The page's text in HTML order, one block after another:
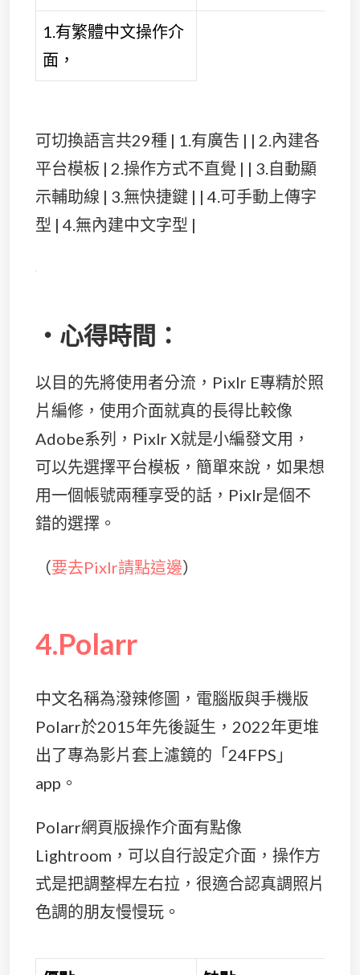
1.有繁體中文操作介
面，
可切換語言共29種 | 1.有廣吿 | | 2.內建各
平台模板 | 2.操作方式不直覺 | | 3.自動顯
示輔助線 | 3.無快捷鍵 | | 4.可手動上傳字
型 | 4.無內建中文字型 |
・心得時間：
以目的先將使用者分流，Pixlr E專精於照
片編修，使用介面就真的長得比較像
Adobe系列，Pixlr X就是小編發文用，
可以先選擇平台模板，簡單來說，如果想
用一個帳號兩種享受的話，Pixlr是個不
錯的選擇。
（要去Pixlr請點這邊）
4.Polarr
中文名稱為潑辣修圖，電腦版與手機版
Polarr於2015年先後誕生，2022年更堆
出了專為影片套上濾鏡的「24FPS」
app。
Polarr網頁版操作介面有點像
Lightroom，可以自行設定介面，操作方
式是把調整桿左右拉，很適合認真調照片
色調的朋友慢慢玩。